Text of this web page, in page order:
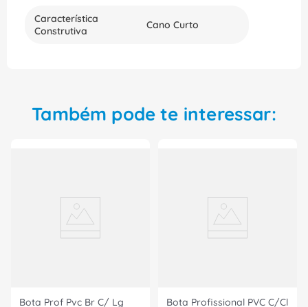
Característica
Construtiva
Cano Curto
Também pode te interessar:
Bota Prof Pvc Br C/ Lg Bota Profissional PVC C/Cl